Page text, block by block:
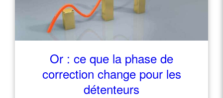
Or : ce que la phase de
correction change pour les
détenteurs